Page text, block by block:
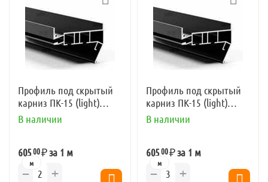
Профиль под скрытый
карниз ПК-15 (light)
черный (2,5 м)
В наличии
60500₽за 1 м
+
−
м
Профиль под скрытый
карниз ПК-15 (light)
черный (3,2 м)
В наличии
60500₽за 1 м
+
−
м